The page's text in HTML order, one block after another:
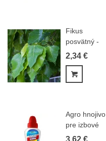
Fikus
posvätný -
Ficus
2,34 €
Agro hnojivo
pre izbové
rastliny...
3,62 €